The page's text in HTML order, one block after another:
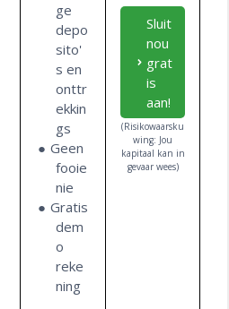
ge
depo
sito'
s en
onttr
ekkin
gs
Geen
fooie
nie
Gratis
dem
o
reke
ning
Sluit
nou
grat
is
aan!
(Risikowaarsku
wing: Jou
kapitaal kan in
gevaar wees)